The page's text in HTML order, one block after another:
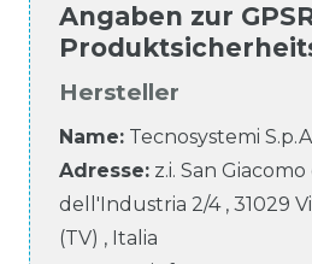
Angaben zur
Hersteller
Name: Tecnosystemi
Adresse: z.i. San Giacomo
dell'Industria 2/4, 31029
(TV) , Italia